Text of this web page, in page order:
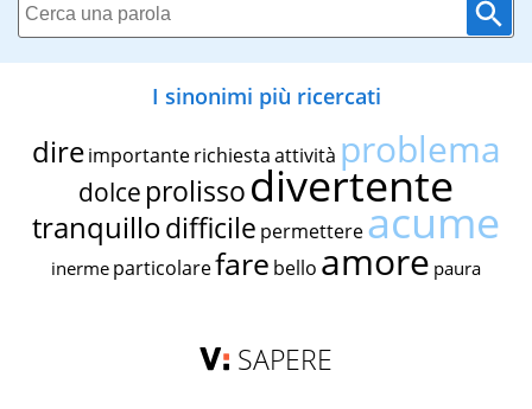
I sinonimi più ricercati
dire importante richiestaattività problema
dolce prolissodivertente
tranquillodifficile permettereacume
inerme particolarefare bello amore paura
SAPERE